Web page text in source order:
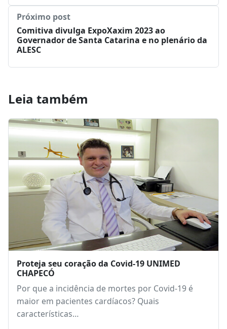
Próximo post
Comitiva divulga ExpoXaxim 2023 ao
Governador de Santa Catarina e no plenário da
ALESC
Leia também
Proteja seu coração da Covid-19 UNIMED
CHAPECÓ
Por que a incidência de mortes por Covid-19 é
maior em pacientes cardíacos? Quais
características…